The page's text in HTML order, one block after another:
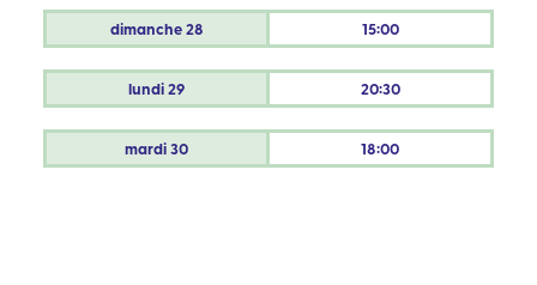
dimanche28 15:00
lundi29 20:30
mardi30 18:00